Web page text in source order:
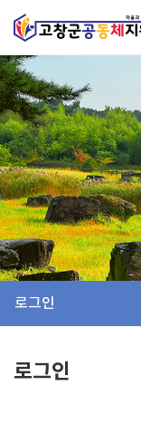
로그인
로그인